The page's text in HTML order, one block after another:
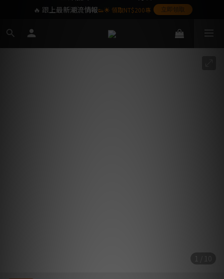
1 / 10
🔥 跟上最新潮流情報👟🌟 領取NT$200專
立即領取
海外離島暫不提供,敬請見諒